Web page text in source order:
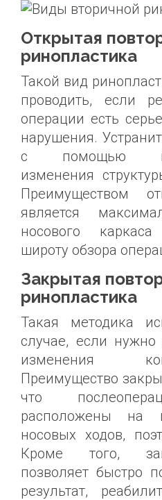
Открытая
ринопластика
Такой вид
проводить, если
операции есть
нарушения.
с помощью
изменения
Преимуществом
является
носового
широту обзора
Закрытая
ринопластика
Такая методика
случае, если
изменения
Преимущество
что
расположены на
носовых ходов,
Кроме того,
позволяет быстро
результат,